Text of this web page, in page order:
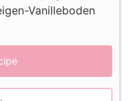
Vanilleboden